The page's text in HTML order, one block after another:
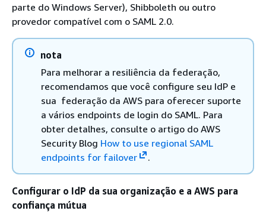
parte do Windows Server), Shibboleth ou outro
provedor compatível com o SAML 2.0.
nota
Para melhorar a resiliência da federação,
recomendamos que você configure seu IdP e
sua federação da AWS para oferecer suporte
a vários endpoints de login do SAML. Para
obter detalhes, consulte o artigo do AWS
Security Blog How to use regional SAML
endpoints for failover
.
Configurar o IdP da sua organização e a AWS para
confiança mútua